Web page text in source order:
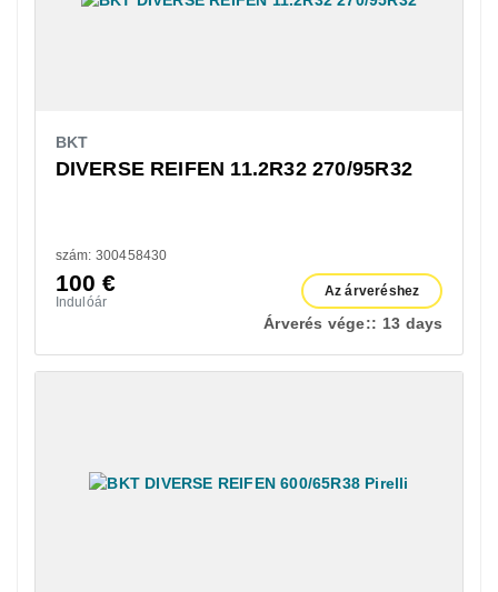
BKT
DIVERSE REIFEN 11.2R32 270/95R32
szám: 300458430
100€
Indulóár
Az árveréshez
Árverés vége:: 13 days